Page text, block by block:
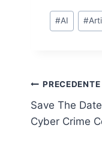
k
e
o
Tag
articolo:
#AI #
articoli
PRECEDENTE
Save The
Cyber Crime